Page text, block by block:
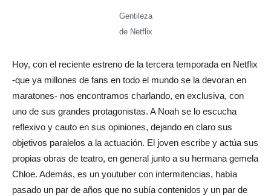
Gentileza
de Netflix
Hoy, con el reciente estreno de la tercera temporada en Netflix
-que ya millones de fans en todo el mundo se la devoran en
maratones- nos encontramos charlando, en exclusiva, con
uno de sus grandes protagonistas. A Noah se lo escucha
reflexivo y cauto en sus opiniones, dejando en claro sus
objetivos paralelos a la actuación. El joven escribe y actúa sus
propias obras de teatro, en general junto a su hermana gemela
Chloe. Además, es un youtuber con intermitencias, había
pasado un par de años que no subía contenidos y un par de